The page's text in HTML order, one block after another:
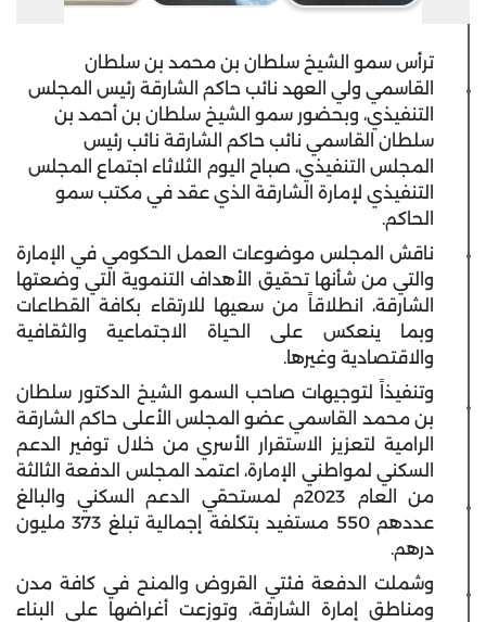
ترأس سمو الشيخ سلطان بن محمد بن سلطان
القاسمي ولي العهد نائب حاكم الشارقة رئيس المجلس
التنفيذي، وبحضور سمو الشيخ سلطان بن أحمد بن
سلطان القاسمي نائب حاكم الشارقة نائب رئيس
المجلس التنفيذي، صباح اليوم الثلاثاء اجتماع المجلس
التنفيذي لإمارة الشارقة الذي عقد في مكتب سمو
الحاكم.
ناقش المجلس موضوعات العمل الحكومي في الإمارة
والتي من شأنها تحقيق الأهداف التنموية التي وضعتها
الشارقة، انطلاقاً من سعيها للارتقاء بكافة القطاعات
وبما ينعكس على الحياة الاجتماعية والثقافية
والاقتصادية وغيرها.
وتنفيذاً لتوجيهات صاحب السمو الشيخ الدكتور سلطان
بن محمد القاسمي عضو المجلس الأعلى حاكم الشارقة
الرامية لتعزيز الاستقرار الأسري من خلال توفير الدعم
السكني لمواطني الإمارة، اعتمد المجلس الدفعة الثالثة
من العام 2023م لمستحقي الدعم السكني والبالغ
عددهم 550 مستفيد بتكلفة إجمالية تبلغ 373 مليون
درهم.
وشملت الدفعة فئتي القروض والمنح في كافة مدن
ومناطق إمارة الشارقة، وتوزعت أغراضها على البناء